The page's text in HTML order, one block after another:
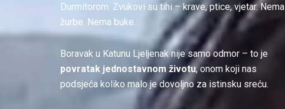
Durmitorom. Zvukovi su tihi – krave, ptice, vjetar. Nema
žurbe. Nema buke.
Boravak u Katunu Ljeljenak nije samo odmor – to je
povratak jednostavnom životu, onom koji nas
podsjeća koliko malo je dovoljno za istinsku sreću.